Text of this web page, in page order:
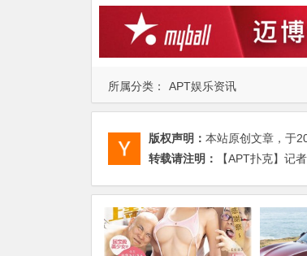
所属分类： APT娱乐资讯
版权声明： 本站原创文章，于
转载请注明：
【APT扑克】记